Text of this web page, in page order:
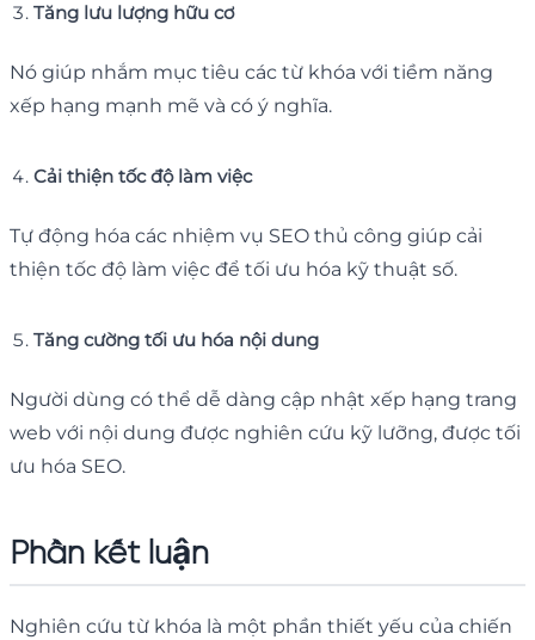
Tăng lưu lượng hữu cơ
Nó giúp nhắm mục tiêu các từ khóa với tiềm năng
xếp hạng mạnh mẽ và có ý nghĩa.
Cải thiện tốc độ làm việc
Tự động hóa các nhiệm vụ SEO thủ công giúp cải
thiện tốc độ làm việc để tối ưu hóa kỹ thuật số.
Tăng cường tối ưu hóa nội dung
Người dùng có thể dễ dàng cập nhật xếp hạng trang
web với nội dung được nghiên cứu kỹ lưỡng, được tối
ưu hóa SEO.
Phần kết luận
Nghiên cứu từ khóa là một phần thiết yếu của chiến